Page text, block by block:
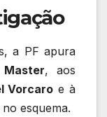
a PF apura
Master, aos
Vorcaro e à
esquema.